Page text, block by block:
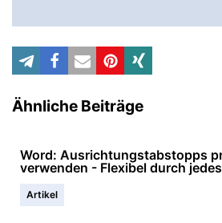
Ähnliche Beiträge
Word: Ausrichtungstabstopps
verwenden - Flexibel durch
Artikel